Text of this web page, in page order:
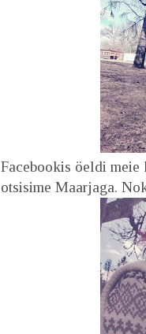
Facebookis öeldi meie
otsisime Maarjaga.